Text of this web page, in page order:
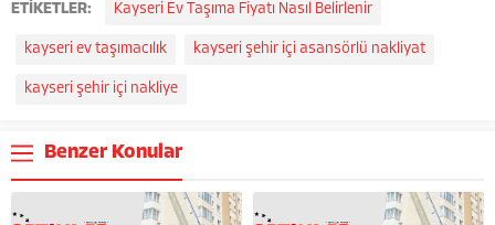
ETİKETLER: Kayseri Ev Taşıma Fiyatı Nasıl Belirlenir
kayseri ev taşımacılık kayseri şehir içi asansörlü nakliyat
kayseri şehir içi nakliye
Benzer Konular